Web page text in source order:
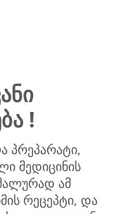
ერთად მიიღება
მატონიზირებელი
ერთად ქვედა
ლორწოვან გარსს
იდეალური
!
პრეპარატი,
მედიცინის
ამ
რეცეპტი, და